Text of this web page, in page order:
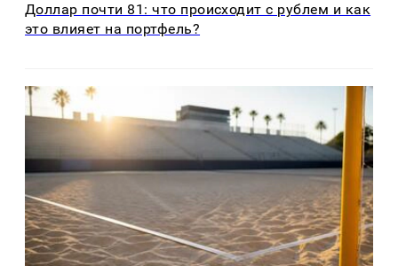
Доллар почти 81: что происходит с рублем и как
это влияет на портфель?